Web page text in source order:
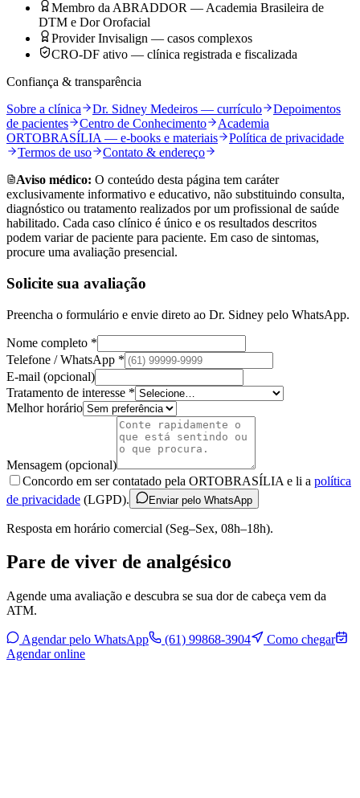
Membro da ABRADDOR — Academia Brasileira de
DTM e Dor Orofacial
Provider Invisalign — casos complexos
CRO-DF ativo — clínica registrada e fiscalizada
Confiança & transparência
Sobre a clínica
Dr. Sidney Medeiros — currículo
Depoimentos
de pacientes
Centro de Conhecimento
Academia
ORTOBRASÍLIA — e-books e materiais
Política de privacidade
Termos de uso
Contato & endereço
Aviso médico: O conteúdo desta página tem caráter
exclusivamente informativo e educativo, não substituindo consulta,
diagnóstico ou tratamento realizados por um profissional de saúde
habilitado. Cada caso clínico é único e os resultados descritos
podem variar de paciente para paciente. Em caso de sintomas,
procure uma avaliação presencial.
Solicite sua avaliação
Preencha o formulário e envie direto ao Dr. Sidney pelo WhatsApp.
Nome completo *
Telefone / WhatsApp *
E-mail (opcional)
Tratamento de interesse *
Melhor horário
Mensagem (opcional)
Concordo em ser contatado pela ORTOBRASÍLIA e li a política
de privacidade (LGPD). Enviar pelo WhatsApp
Resposta em horário comercial (Seg–Sex, 08h–18h).
Pare de viver de analgésico
Agende uma avaliação e descubra se sua dor de cabeça vem da
ATM.
Agendar pelo WhatsApp (61) 99868-3904
Como chegar
Agendar online